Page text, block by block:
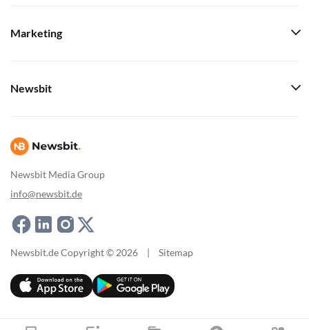
Newsbit Media Group
info@newsbit.de
Marketing
Newsbit
Newsbit.de Copyright © 2026 | Sitemap